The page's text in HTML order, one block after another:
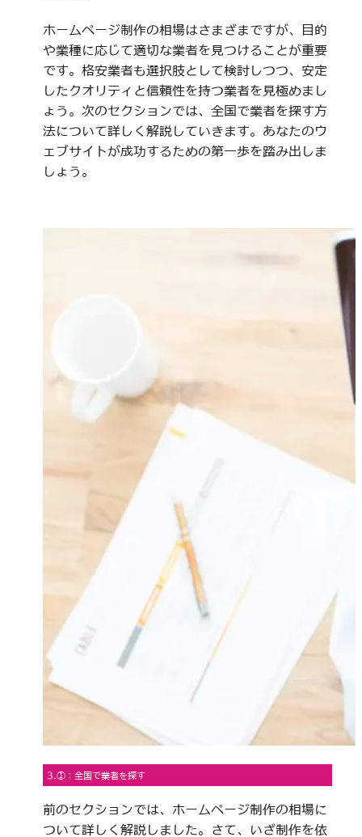
ホームページ制作の相場はさまざまですが、目的
や業種に応じて適切な業者を見つけることが重要
です。格安業者も選択肢として検討しつつ、安定
したクオリティと信頼性を持つ業者を見極めまし
ょう。次のセクションでは、全国で業者を探す方
法について詳しく解説していきます。あなたのウ
ェブサイトが成功するための第一歩を踏み出しま
しょう。
3.①：全国で業者を探す
前のセクションでは、ホームページ制作の相場に
ついて詳しく解説しました。さて、いざ制作を依